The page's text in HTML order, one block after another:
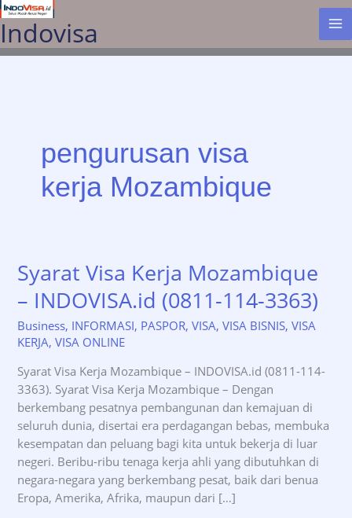
Lewati
ke
konten
Indovisa
pengurusan visa
kerja Mozambique
Syarat Visa Kerja Mozambique
– INDOVISA.id (0811-114-3363)
Business, INFORMASI, PASPOR,VISA,VISA BISNIS,VISA
KERJA,VISA ONLINE
Syarat Visa Kerja Mozambique – INDOVISA.id (0811-114-
3363). Syarat Visa Kerja Mozambique – Dengan
berkembang pesatnya pembangunan dan kemajuan di
seluruh dunia, disertai era perdagangan bebas, membuka
kesempatan dan peluang bagi kita untuk bekerja di luar
negeri. Beribu-ribu tenaga kerja ahli yang dibutuhkan di
negara-negara yang berkembang pesat, baik dari benua
Eropa, Amerika, Afrika, maupun dari […]